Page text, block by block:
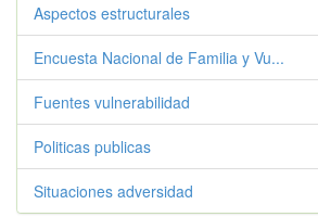
Aspectos estructurales
Encuesta Nacional de Familia y Vu...
Fuentes vulnerabilidad
Politicas publicas
Situaciones adversidad